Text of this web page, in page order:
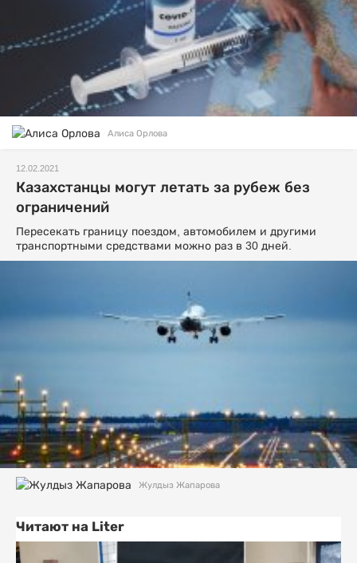
Алиса Орлова
12.02.2021
Казахстанцы могут летать за рубеж без
ограничений
Пересекать границу поездом, автомобилем и другими
транспортными средствами можно раз в 30 дней.
Жулдыз Жапарова
Читают на Liter